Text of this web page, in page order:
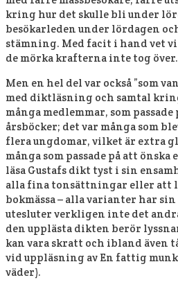
kring hur det skulle bli under
besökarleden under lördagen
stämning. Med facit i hand vet
de mörka krafterna inte tog över.
Men en hel del var också ”som
med diktläsning och samtal
många medlemmar, som
årsböcker; det var många som
flera ungdomar, vilket är extra
många som passade på att
läsa Gustafs dikt tyst i sin
alla fina tonsättningar eller att
bokmässa – alla varianter har
utesluter verkligen inte det
den upplästa dikten berör
kan vara skratt och ibland även
vid uppläsning av En fattig
väder).